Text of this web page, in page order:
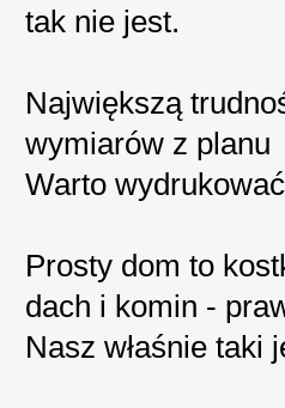
tak nie jest.
Największą
wymiarów z planu
Warto
Prosty dom to
dach i komin -
Nasz właśnie taki